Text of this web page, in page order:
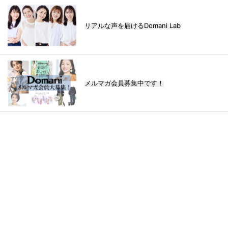
リアルな声を届けるDomani Lab
メルマガ会員募集中です！